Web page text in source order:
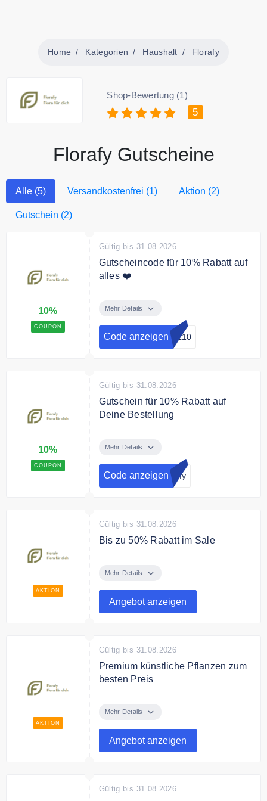
Home Kategorien Haushalt Florafy
Shop-Bewertung (1)
5
Florafy Gutscheine
Alle (5) Versandkostenfrei (1) Aktion (2)
Gutschein (2)
10%
COUPON
Gültig bis 31.08.2026
Gutscheincode für 10% Rabatt auf
alles ❤️
10% auf Deinen Einkauf.
Mehr Details
Code anzeigen FL10
10%
COUPON
Gültig bis 31.08.2026
Gutschein für 10% Rabatt auf
Deine Bestellung
Newsletter an und erhalte einen
10% Gutschein für Deine
Bestellung.
Mehr Details
Code anzeigen rafy
AKTION
Gültig bis 31.08.2026
Bis zu 50% Rabatt im Sale
Pflanzen im Sale.
Mehr Details
Angebot anzeigen
AKTION
Gültig bis 31.08.2026
Premium künstliche Pflanzen zum
besten Preis
Premium künstliche Pflanzen, die
Mehr Details
Angebot anzeigen
Gültig bis 31.08.2026